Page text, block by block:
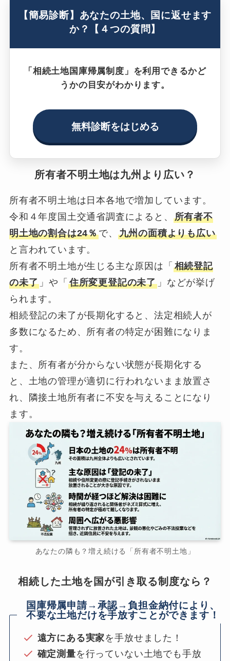
【簡易診断】あなたの土地、国に返せます
か？【４つの質問】
「相続土地国庫帰属制度」を利用できるかど
うかの目安がわかります。
無料診断をはじめる
所有者不明土地は九州より広い？
所有者不明土地は日本各地で増加しています。
令和４年度国土交通省調査によると、 所有者不
明土地の割合は24％で、 九州の面積よりも広い
と言われています。
所有者不明土地が生じる主な原因は「 相続登記
の未了 」や「 住所変更登記の未了 」などが挙げ
られます。
相続登記の未了が長期化すると、法定相続人が
多数になるため、所有者の特定が困難になりま
す。
また、所有者が分からない状態が長期化する
と、土地の管理が適切に行われないまま放置さ
れ、隣接土地所有者に不安を与えることになり
ます。
あなたの隣も？増え続ける「所有者不明土地」
相続した土地を国が引き取る制度なら？
国庫帰属申請→承認→負担金納付により、
不要な土地だけを手放すことができます！
遠方にある実家を手放せました！
確定測量を行っていない土地でも手放